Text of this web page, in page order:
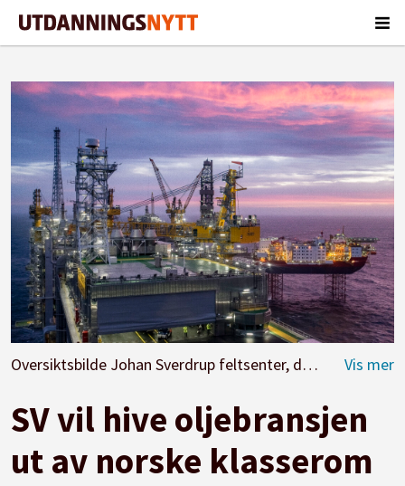
Oversiktsbilde Johan Sverdrup feltsenter, det tredje største oljefeltet på norsk sokkel.
SV vil hive oljebransjen
ut av norske klasserom